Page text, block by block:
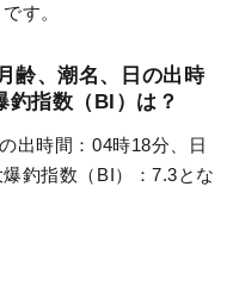
す。
齢、潮名、日の出時
釣指数（BI）は？
出時間：04時18分、日
釣指数（BI）：7.3とな